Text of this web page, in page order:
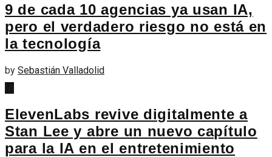
9 de cada 10 agencias ya usan IA,
pero el verdadero riesgo no está en
la tecnología
by Sebastián Valladolid
ElevenLabs revive digitalmente a
Stan Lee y abre un nuevo capítulo
para la IA en el entretenimiento